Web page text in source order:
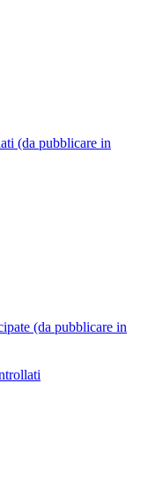
(da pubblicare in
(da pubblicare in